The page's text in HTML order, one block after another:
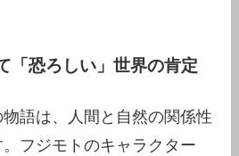
「恐ろしい」世界の肯定
語は、人間と自然の関係性
フジモトのキャラクター